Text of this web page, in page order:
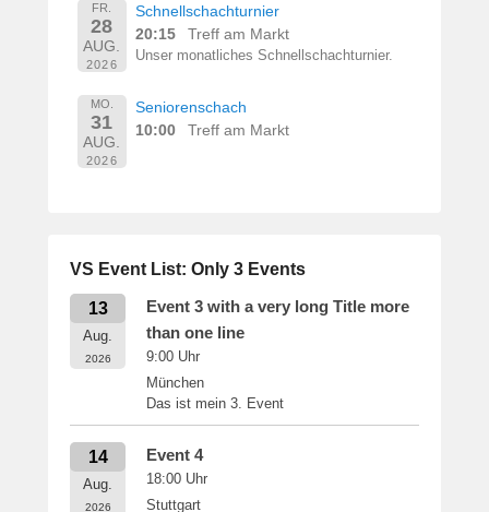
FR.
28
AUG.
2026
Schnellschachturnier
20:15
Treff am Markt
Unser monatliches Schnellschachturnier.
MO.
31
AUG.
2026
Seniorenschach
10:00
Treff am Markt
VS Event List: Only 3 Events
13
Aug.
2026
Event 3 with a very long Title more
than one line
9:00 Uhr
München
Das ist mein 3. Event
14
Aug.
2026
Event 4
18:00 Uhr
Stuttgart